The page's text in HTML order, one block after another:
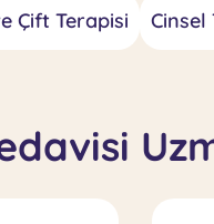
Çift Terapisi Cinsel